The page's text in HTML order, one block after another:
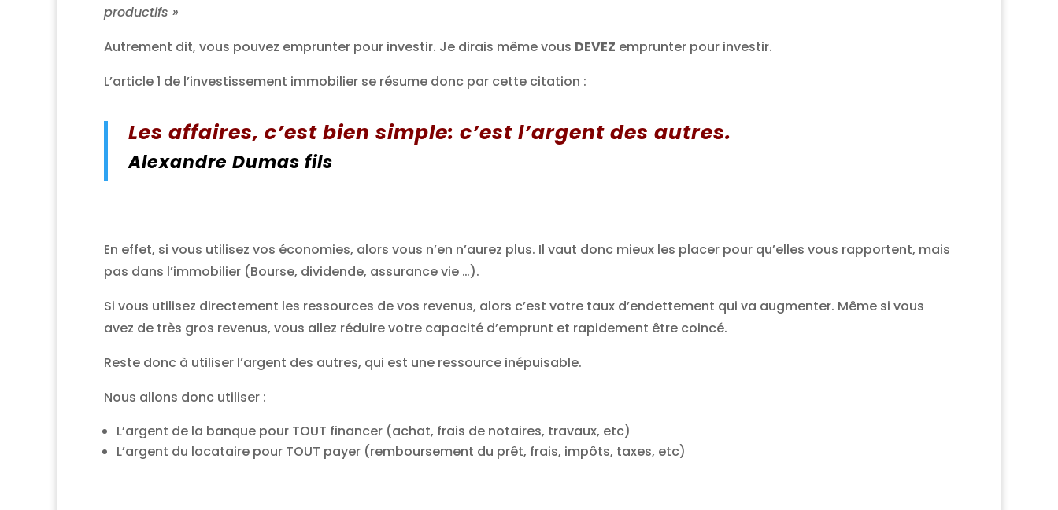
productifs »
Autrement dit, vous pouvez emprunter pour investir. Je dirais même vous DEVEZ emprunter pour investir.
L’article 1 de l’investissement immobilier se résume donc par cette citation :
Les affaires, c’est bien simple: c’est l’argent des autres.
Alexandre Dumas fils
En effet, si vous utilisez vos économies, alors vous n’en n’aurez plus. Il vaut donc mieux les placer pour qu’elles vous rapportent, mais
pas dans l’immobilier (Bourse, dividende, assurance vie …).
Si vous utilisez directement les ressources de vos revenus, alors c’est votre taux d’endettement qui va augmenter. Même si vous
avez de très gros revenus, vous allez réduire votre capacité d’emprunt et rapidement être coincé.
Reste donc à utiliser l’argent des autres, qui est une ressource inépuisable.
Nous allons donc utiliser :
L’argent de la banque pour TOUT financer (achat, frais de notaires, travaux, etc)
L’argent du locataire pour TOUT payer (remboursement du prêt, frais, impôts, taxes, etc)